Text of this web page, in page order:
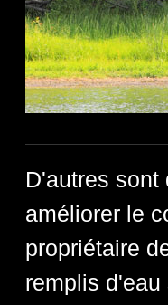
D'autres sont
améliorer le
propriétaire
remplis